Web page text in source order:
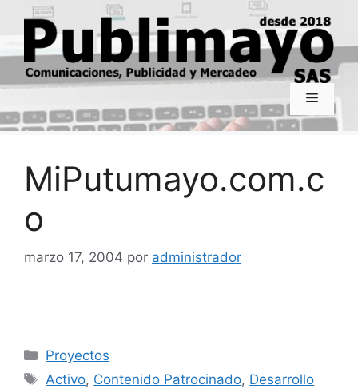
Saltar
contenido
Menú
MiPutumayo.com.c
o
marzo 17, 2004 por administrador
Categorías
Proyectos
Etiquetas
Activo, Contenido Patrocinado, Desarrollo